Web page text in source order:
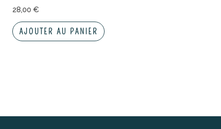
28,00€
AJOUTER AU PANIER